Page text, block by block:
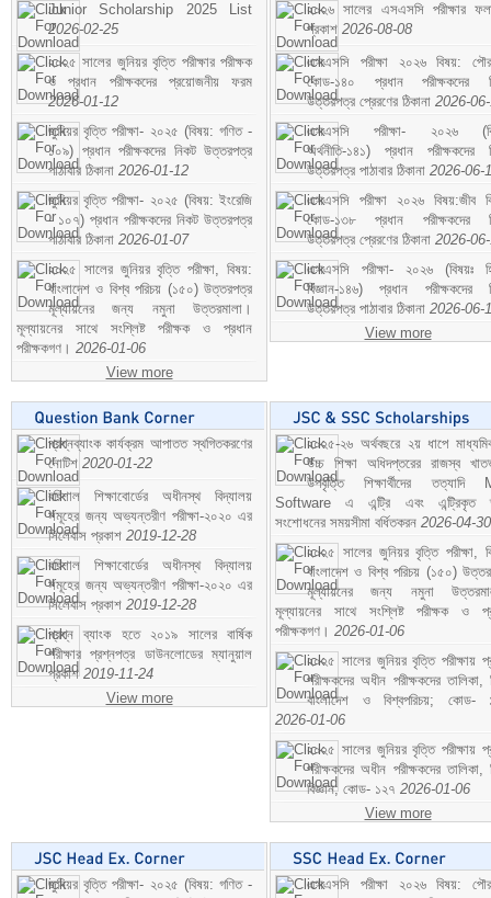
Junior Scholarship 2025 List
2026-02-25
২০২৫ সালের জুনিয়র বৃত্তি পরীক্ষার পরীক্ষক
ও প্রধান পরীক্ষকদের প্রয়োজনীয় ফরম
2026-01-12
জুনিয়র বৃত্তি পরীক্ষা- ২০২৫ (বিষয়: গণিত -
১০৯) প্রধান পরীক্ষকদের নিকট উত্তরপত্র
পাঠাবার ঠিকানা 2026-01-12
জুনিয়র বৃত্তি পরীক্ষা- ২০২৫ (বিষয়: ইংরেজি
- ১০৭) প্রধান পরীক্ষকদের নিকট উত্তরপত্র
পাঠাবার ঠিকানা 2026-01-07
২০২৫ সালের জুনিয়র বৃত্তি পরীক্ষা, বিষয়:
বাংলাদেশ ও বিশ্ব পরিচয় (১৫০) উত্তরপত্র
মূল্যায়নের জন্য নমুনা উত্তরমালা।
মূল্যায়নের সাথে সংশ্লিষ্ট পরীক্ষক ও প্রধান
পরীক্ষকগণ। 2026-01-06
View more
২০২৬ সালের এসএসসি পরীক্ষার
প্রকাশ 2026-08-08
এসএসসি পরীক্ষা ২০২৬ বিষয়:
কোড-১৪০ প্রধান পরীক্ষকদের
উত্তরপত্র প্রেরণের ঠিকানা 2026-
এসএসসি পরীক্ষা- ২০২৬
অর্থনীতি-১৪১) প্রধান পরীক্ষকদের
উত্তরপত্র পাঠাবার ঠিকানা 2026-06-
এসএসসি পরীক্ষা ২০২৬ বিষয়:জীব
কোড-১৩৮ প্রধান পরীক্ষকদের
উত্তরপত্র প্রেরণের ঠিকানা 2026-
এসএসসি পরীক্ষা- ২০২৬ (বিষয়ঃ
বিজ্ঞান-১৪৬) প্রধান পরীক্ষকদের
উত্তরপত্র পাঠাবার ঠিকানা 2026-06-
View more
প্রশ্নব্যাংক কার্যক্রম আপাতত স্থগিতকরণের
নোটিশ 2020-01-22
বরিশাল শিক্ষাবোর্ডের অধীনস্থ বিদ্যালয়
সমূহের জন্য অভ্যন্তরীণ পরীক্ষা-২০২০ এর
সিলেবাস প্রকাশ 2019-12-28
বরিশাল শিক্ষাবোর্ডের অধীনস্থ বিদ্যালয়
সমূহের জন্য অভ্যন্তরীণ পরীক্ষা-২০২০ এর
সিলেবাস প্রকাশ 2019-12-28
প্রশ্ন ব্যাংক হতে ২০১৯ সালের বার্ষিক
পরীক্ষার প্রশ্নপত্র ডাউনলোডের ম্যানুয়াল
প্রকাশ 2019-11-24
View more
২০২৫-২৬ অর্থবছরে ২য় ধাপে
উচ্চ শিক্ষা অধিদপ্তরের রাজস্ব
উপবৃত্তি শিক্ষার্থীদের তত্যাদি
Software এ এন্ট্রি এবং এন্ট্রিকৃত
সংশোধনের সময়সীমা বর্ধিতকরন 2026-04-30
২০২৫ সালের জুনিয়র বৃত্তি পরীক্ষা,
বাংলাদেশ ও বিশ্ব পরিচয় (১৫০)
মূল্যায়নের জন্য নমুনা
মূল্যায়নের সাথে সংশ্লিষ্ট পরীক্ষক ও
পরীক্ষকগণ। 2026-01-06
২০২৫ সালের জুনিয়র বৃত্তি পরীক্ষায়
পরীক্ষকদের অধীন পরীক্ষকদের তালিকা,
বাংলাদেশ ও বিশ্বপরিচয়; কোড-
2026-01-06
২০২৫ সালের জুনিয়র বৃত্তি পরীক্ষায়
পরীক্ষকদের অধীন পরীক্ষকদের তালিকা,
বিজ্ঞান; কোড- ১২৭ 2026-01-06
View more
জুনিয়র বৃত্তি পরীক্ষা- ২০২৫ (বিষয়: গণিত -
এসএসসি পরীক্ষা ২০২৬ বিষয়: